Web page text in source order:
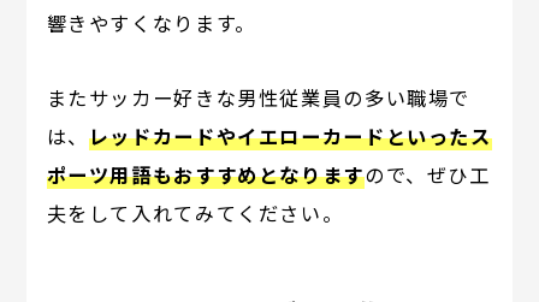
響きやすくなります。
またサッカー好きな男性従業員の多い職場で
は、 レッドカードやイエローカードといったス
ポーツ用語もおすすめとなりますので、ぜひ工
夫をして入れてみてください。